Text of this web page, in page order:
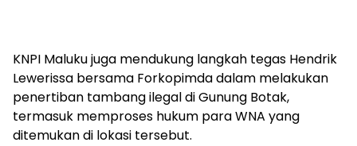
KNPI Maluku juga mendukung langkah tegas Hendrik
Lewerissa bersama Forkopimda dalam melakukan
penertiban tambang ilegal di Gunung Botak,
termasuk memproses hukum para WNA yang
ditemukan di lokasi tersebut.